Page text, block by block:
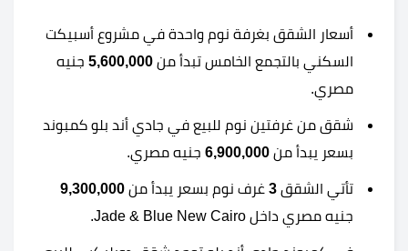
أسعار الشقق بغرفة نوم واحدة في مشروع أسبيكت
السكني بالتجمع الخامس تبدأ من 5,600,000 جنيه
مصري.
شقق من غرفتين نوم للبيع في جادي أند بلو كمبوند
بسعر يبدأ من 6,900,000 جنيه مصري.
تأتي الشقق 3 غرف نوم بسعر يبدأ من 9,300,000
جنيه مصري داخل Jade & Blue New Cairo.